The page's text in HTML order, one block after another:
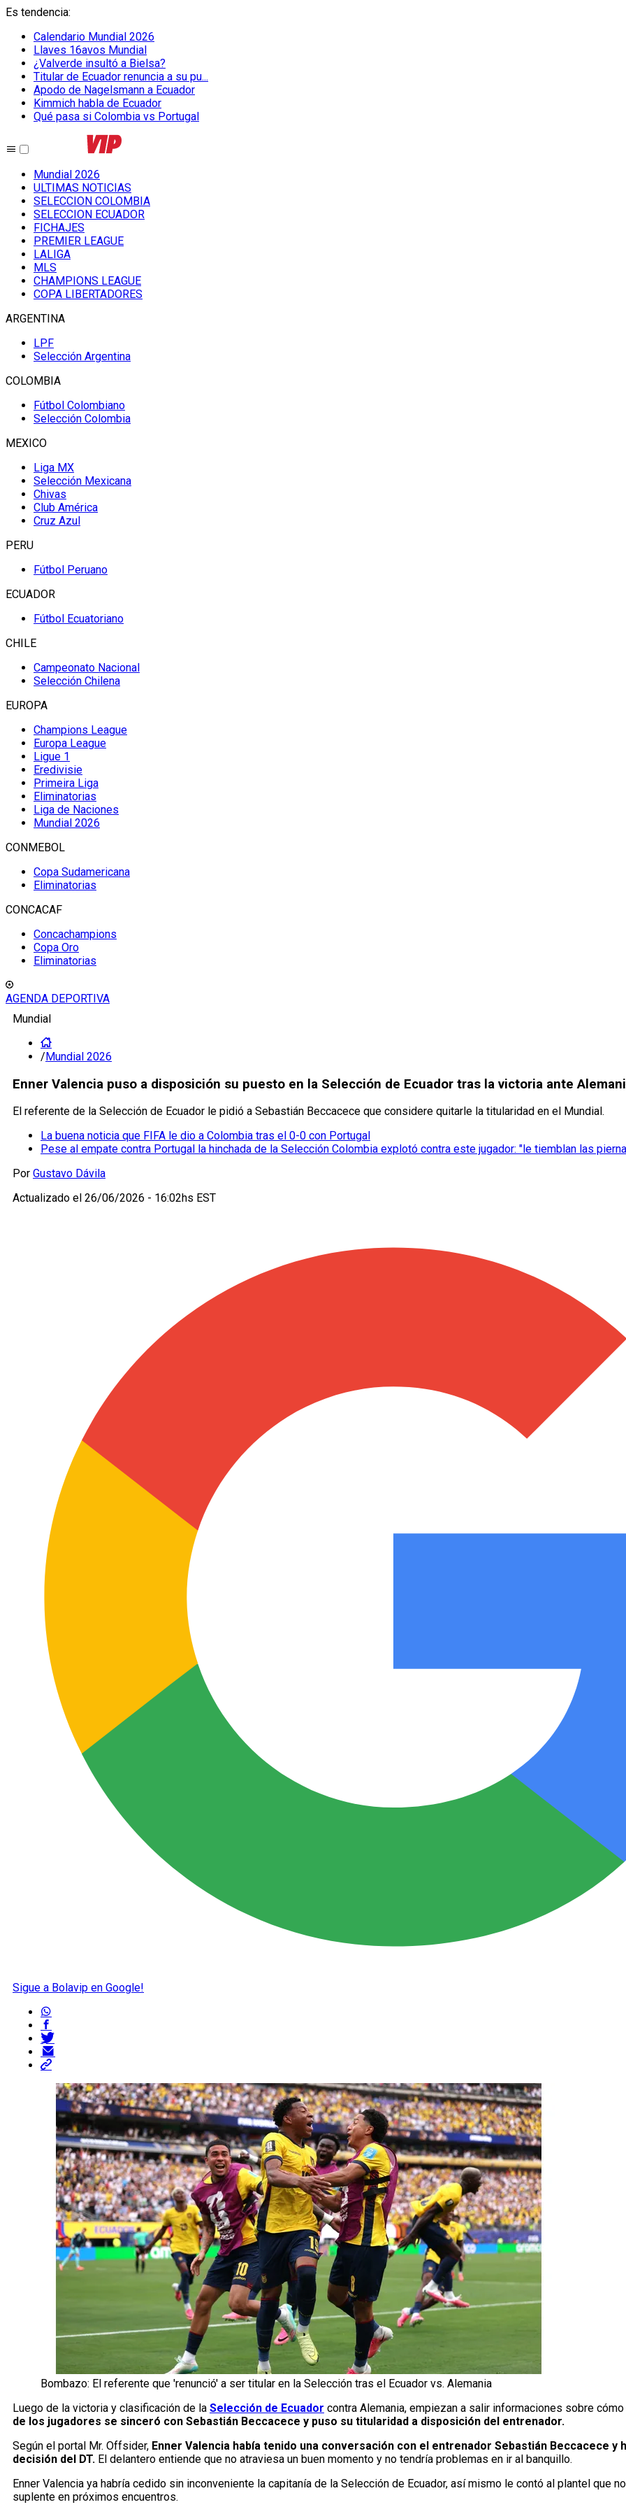
Es tendencia:
Calendario Mundial 2026
Llaves 16avos Mundial
¿Valverde insultó a Bielsa?
Titular de Ecuador renuncia a su pu...
Apodo de Nagelsmann a Ecuador
Kimmich habla de Ecuador
Qué pasa si Colombia vs Portugal
Mundial 2026
ULTIMAS NOTICIAS
SELECCION COLOMBIA
SELECCION ECUADOR
FICHAJES
PREMIER LEAGUE
LALIGA
MLS
CHAMPIONS LEAGUE
COPA LIBERTADORES
ARGENTINA
LPF
Selección Argentina
COLOMBIA
Fútbol Colombiano
Selección Colombia
MEXICO
Liga MX
Selección Mexicana
Chivas
Club América
Cruz Azul
PERU
Fútbol Peruano
ECUADOR
Fútbol Ecuatoriano
CHILE
Campeonato Nacional
Selección Chilena
EUROPA
Champions League
Europa League
Ligue 1
Eredivisie
Primeira Liga
Eliminatorias
Liga de Naciones
Mundial 2026
CONMEBOL
Copa Sudamericana
Eliminatorias
CONCACAF
Concachampions
Copa Oro
Eliminatorias
AGENDA DEPORTIVA
Mundial
/Mundial 2026
Enner Valencia puso a disposición su puesto en la Selección de Ecuador tras la victoria ante
El referente de la Selección de Ecuador le pidió a Sebastián Beccacece que considere quitarle la titularidad en el Mundial.
La buena noticia que FIFA le dio a Colombia tras el 0-0 con Portugal
Pese al empate contra Portugal la hinchada de la Selección Colombia explotó contra este jugador: "le tiemblan las
Por Gustavo Dávila
Actualizado el 26/06/2026 - 16:02hs EST
Sigue a Bolavip en Google!
Bombazo: El referente que 'renunció' a ser titular en la Selección tras el Ecuador vs. Alemania
Luego de la victoria y clasificación de la Selección de Ecuador contra Alemania, empiezan a salir informaciones sobre
de los jugadores se sinceró con Sebastián Beccacece y puso su titularidad a disposición del entrenador.
Según el portal Mr. Offsider, Enner Valencia había tenido una conversación con el entrenador Sebastián Beccacece y
decisión del DT. El delantero entiende que no atraviesa un buen momento y no tendría problemas en ir al banquillo.
Enner Valencia ya habría cedido sin inconveniente la capitanía de la Selección de Ecuador, así mismo le contó al plantel que
suplente en próximos encuentros.